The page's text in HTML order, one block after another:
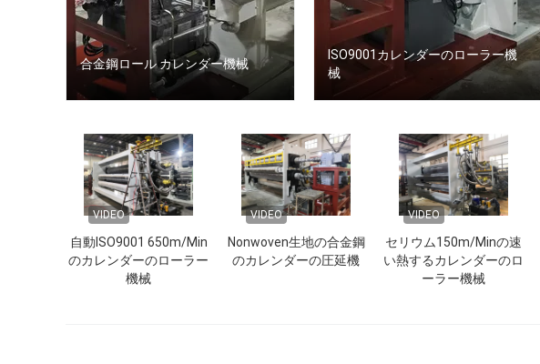
合金鋼ロール カレンダー機械
ISO9001カレンダーのローラー機
械
VIDEO
自動ISO9001 650m/Min
のカレンダーのローラー
機械
VIDEO
Nonwoven生地の合金鋼
のカレンダーの圧延機
VIDEO
セリウム150m/Minの速
い熱するカレンダーのロ
ーラー機械